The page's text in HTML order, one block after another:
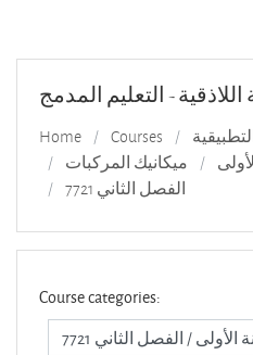
- التعليم المدمج
Home Courses
ميكانيك المركبات
الفصل الثاني 7721
Course categories: